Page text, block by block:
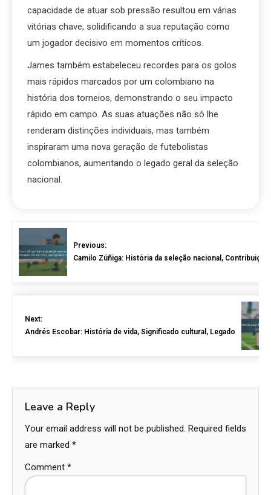
capacidade de atuar sob pressão resultou em várias
vitórias chave, solidificando a sua reputação como
um jogador decisivo em momentos críticos.
James também estabeleceu recordes para os golos
mais rápidos marcados por um colombiano na
história dos torneios, demonstrando o seu impacto
rápido em campo. As suas atuações não só lhe
renderam distinções individuais, mas também
inspiraram uma nova geração de futebolistas
colombianos, aumentando o legado geral da seleção
nacional.
Previous:
Camilo Zúñiga: História da seleção nacional,
Next:
Andrés Escobar: História de vida, Significado cultural, Legado
Leave a Reply
Your email address will not be published. Required fields
are marked *
Comment *